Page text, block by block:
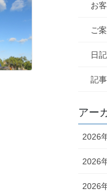
お
ご
日記
記
アー
2026
2026
2026